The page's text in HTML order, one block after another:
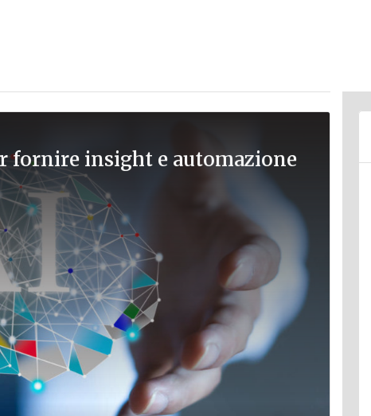
fornire insight e automazione